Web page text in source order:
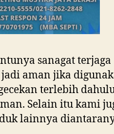
sanagat terjaga
aman jika
terlebih
Selain itu kami
lainnya